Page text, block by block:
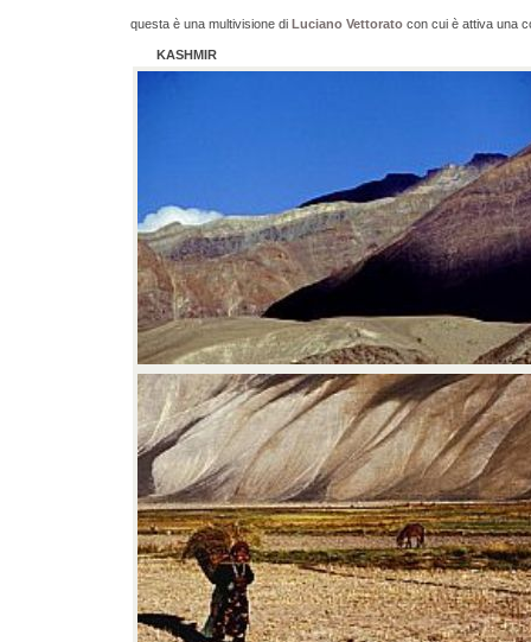
questa è una multivisione di Luciano Vettorato con cui è attiva una
KASHMIR